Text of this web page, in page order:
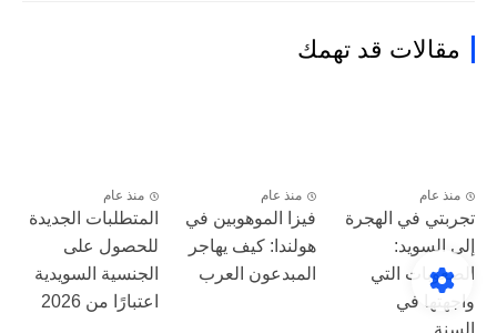
مقالات قد تهمك
منذ عام
تجربتي في الهجرة
إلى السويد:
الصعوبات التي
واجهتها في
السنة...
منذ عام
فيزا الموهوبين في
هولندا: كيف يهاجر
المبدعون العرب
منذ عام
المتطلبات الجديدة
للحصول على
الجنسية السويدية
اعتبارًا من 2026